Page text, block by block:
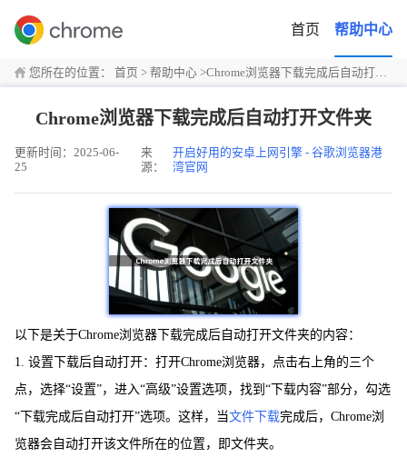
首页 帮助中心
您所在的位置： 首页 > 帮助中心 >Chrome浏览器下载完成后自动打开文件夹
Chrome浏览器下载完成后自动打开文件夹
更新时间：2025-06-
25
来
源：
开启好用的安卓上网引擎 - 谷歌浏览器港
湾官网
以下是关于Chrome浏览器下载完成后自动打开文件夹的内容：
1. 设置下载后自动打开：打开Chrome浏览器，点击右上角的三个
点，选择“设置”，进入“高级”设置选项，找到“下载内容”部分，勾选
“下载完成后自动打开”选项。这样，当文件下载完成后，Chrome浏
览器会自动打开该文件所在的位置，即文件夹。